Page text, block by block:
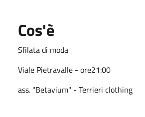
Cos'è
Sfilata di moda
Viale Pietravalle - ore21:00
ass. "Betavium" - Terrieri clothing